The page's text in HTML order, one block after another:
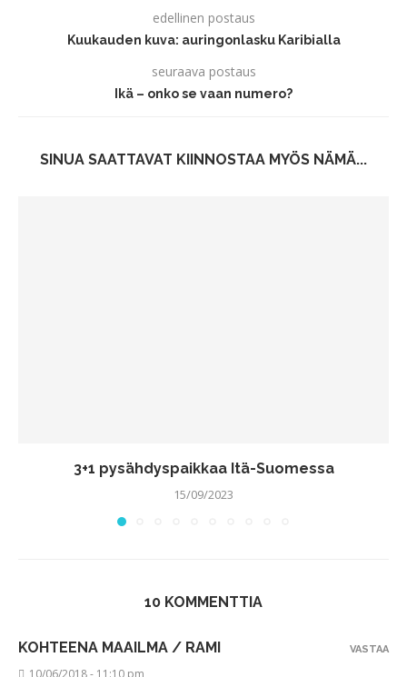
edellinen postaus
Kuukauden kuva: auringonlasku Karibialla
seuraava postaus
Ikä – onko se vaan numero?
SINUA SAATTAVAT KIINNOSTAA MYÖS NÄMÄ...
3+1 pysähdyspaikkaa Itä-Suomessa
15/09/2023
10 KOMMENTTIA
KOHTEENA MAAILMA / RAMI
10/06/2018 - 11:10 pm
VASTAA